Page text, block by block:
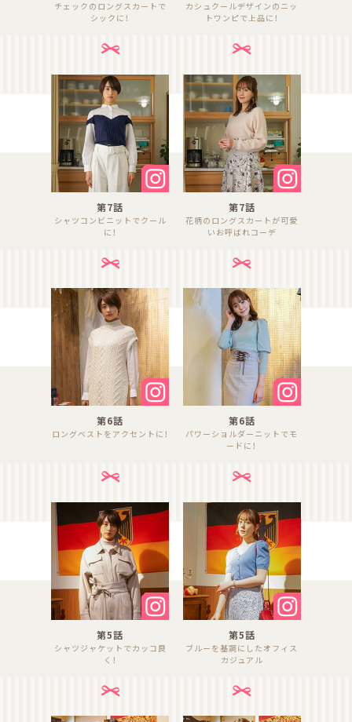
チェックのロングスカートで
シックに！
カシュクールデザインのニッ
トワンピで上品に！
第7話
シャツコンビニットでクール
に！
第7話
花柄のロングスカートが可愛
いお呼ばれコーデ
第6話
ロングベストをアクセントに！
第6話
パワーショルダーニットでモ
ードに！
第5話
シャツジャケットでカッコ良
く！
第5話
ブルーを基調にしたオフィス
カジュアル